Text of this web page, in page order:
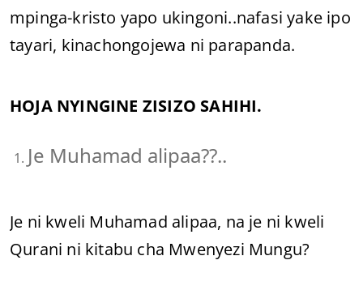
mpinga-kristo yapo ukingoni..nafasi yake ipo
tayari, kinachongojewa ni parapanda.
HOJA NYINGINE ZISIZO SAHIHI.
Je Muhamad alipaa??..
Je ni kweli Muhamad alipaa, na je ni kweli
Qurani ni kitabu cha Mwenyezi Mungu?